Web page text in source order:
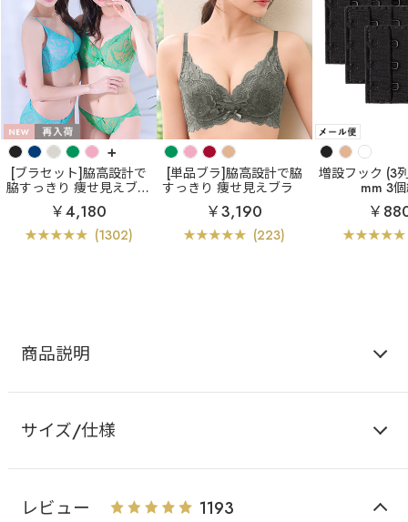
+
[ブラセット]脇高設計で
脇すっきり 痩せ見えブラ
カシュクールレース脇
高ブラ(R) ブラジャー&シ
ョーツ
￥4,180
(1302)
[単品ブラ]脇高設計で脇
すっきり 痩せ見えブラ
【WEB限定】カシュクー
ルレース脇高ブラ(R) 単
品ブラジャー
￥3,190
(223)
増設フック (3
mm 3
￥
商品説明
サイズ/仕様
レビュー 1193